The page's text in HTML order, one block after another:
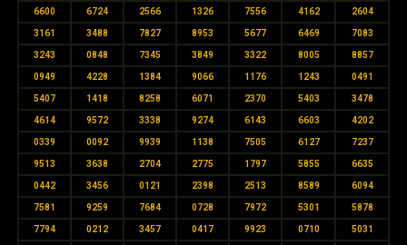
6600 6724 2566 1326 7556 4162 2604
3161 3488 7827 8953 5677 6469 7083
3243 0848 7345 3849 3322 8005 8857
0949 4228 1384 9066 1176 1243 0491
5407 1418 8258 6071 2370 5403 3478
4614 9572 3338 9274 6143 6603 4202
0339 0092 9939 1138 7505 6127 7237
9513 3638 2704 2775 1797 5855 6635
0442 3456 0121 2398 2513 8589 6094
7581 9259 7684 0728 7972 5301 5878
7794 0212 3457 0417 9923 0710 5031